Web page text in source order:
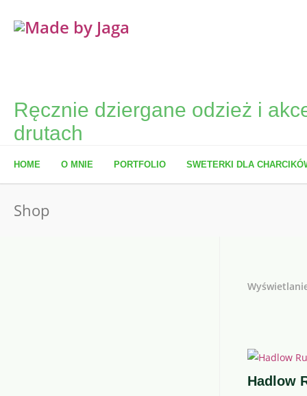
Ręcznie dziergane odzież i
drutach
HOME O MNIE PORTFOLIO SWETERKI DLA
Shop
Hadlow